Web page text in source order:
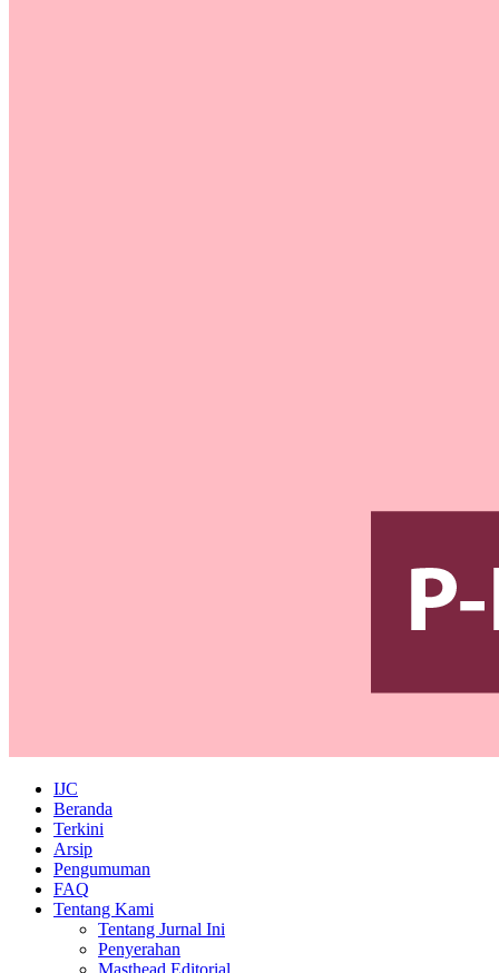
IJC
Beranda
Terkini
Arsip
Pengumuman
FAQ
Tentang Kami
Tentang Jurnal Ini
Penyerahan
Masthead Editorial